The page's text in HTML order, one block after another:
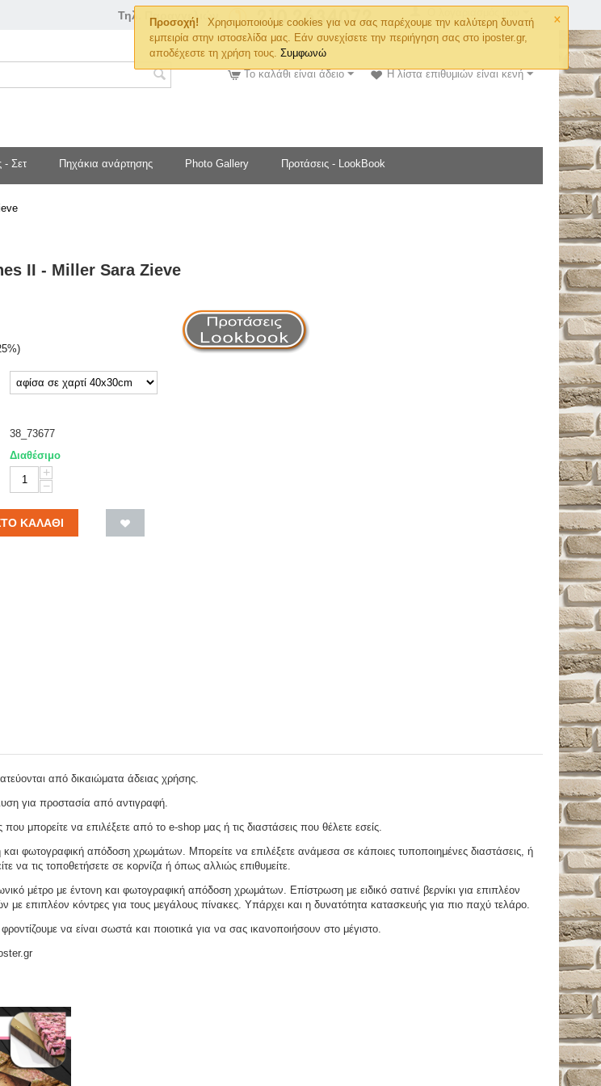
×
Προσοχή!
Χρησιμοποιούμε cookies για να σας παρέχουμε την καλύτερη δυνατή
εμπειρία στην ιστοσελίδα μας. Εάν συνεχίσετε την περιήγηση σας στο iposter.gr,
αποδέχεστε τη χρήση τους.Συμφωνώ
Τηλ. Παραγγελιών
Η λίστα επιθυμιών είναι κενή
Το καλάθι είναι άδειο
- Σετ Πηχάκια ανάρτησης Photo Gallery Προτάσεις - LookBook
II - Miller Sara Zieve
%)
38_73677
Διαθέσιμο
+
−
ΚΑΛΆΘΙ
από δικαιώματα άδειας χρήσης.
για προστασία από αντιγραφή.
μπορείτε να επιλέξετε από το e-shop μας ή τις διαστάσεις που θέλετε εσείς.
φωτογραφική απόδοση χρωμάτων. Μπορείτε να επιλέξετε ανάμεσα σε κάποιες τυποποιημένες διαστάσεις, ή
να τις τοποθετήσετε σε κορνίζα ή όπως αλλιώς επιθυμείτε.
μέτρο με έντονη και φωτογραφική απόδοση χρωμάτων. Επίστρωση με ειδικό σατινέ βερνίκι για επιπλέον
επιπλέον κόντρες για τους μεγάλους πίνακες. Υπάρχει και η δυνατότητα κατασκευής για πιο παχύ τελάρο.
να είναι σωστά και ποιοτικά για να σας ικανοποιήσουν στο μέγιστο.